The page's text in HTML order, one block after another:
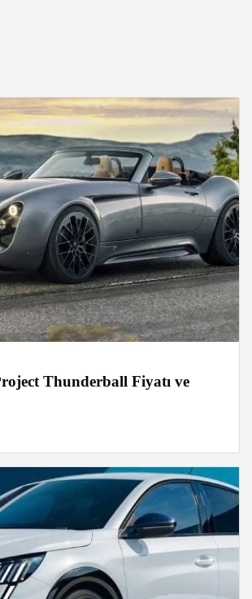
Thunderball Fiyatı ve